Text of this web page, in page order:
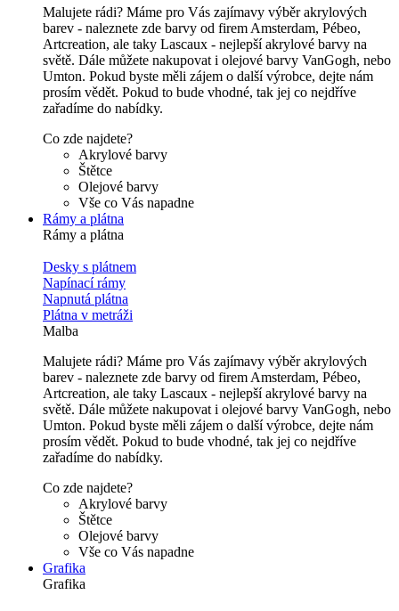
Malujete rádi? Máme pro Vás zajímavy výběr akrylových
barev - naleznete zde barvy od firem Amsterdam, Pébeo,
Artcreation, ale taky Lascaux - nejlepší akrylové barvy na
světě. Dále můžete nakupovat i olejové barvy VanGogh, nebo
Umton. Pokud byste měli zájem o další výrobce, dejte nám
prosím vědět. Pokud to bude vhodné, tak jej co nejdříve
zařadíme do nabídky.
Co zde najdete?
Akrylové barvy
Štětce
Olejové barvy
Vše co Vás napadne
Rámy a plátna
Rámy a plátna
Desky s plátnem
Napínací rámy
Napnutá plátna
Plátna v metráži
Malba
Malujete rádi? Máme pro Vás zajímavy výběr akrylových
barev - naleznete zde barvy od firem Amsterdam, Pébeo,
Artcreation, ale taky Lascaux - nejlepší akrylové barvy na
světě. Dále můžete nakupovat i olejové barvy VanGogh, nebo
Umton. Pokud byste měli zájem o další výrobce, dejte nám
prosím vědět. Pokud to bude vhodné, tak jej co nejdříve
zařadíme do nabídky.
Co zde najdete?
Akrylové barvy
Štětce
Olejové barvy
Vše co Vás napadne
Grafika
Grafika